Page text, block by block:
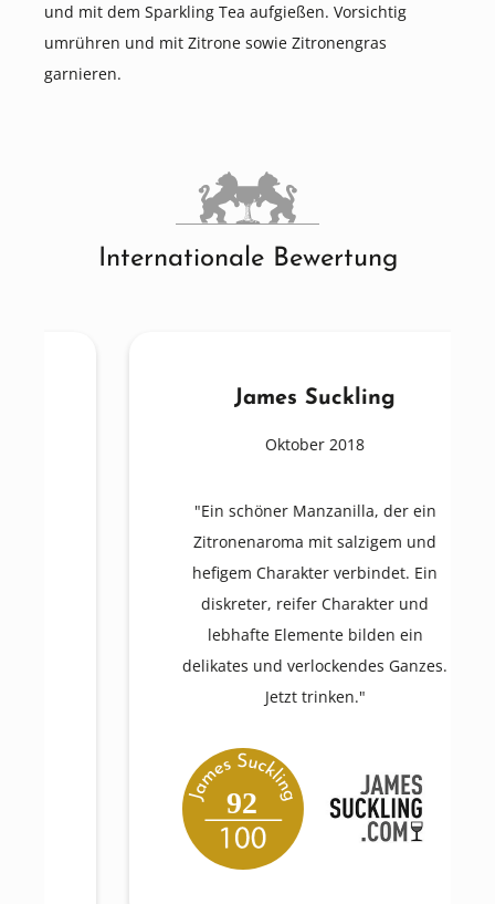
und mit dem Sparkling Tea aufgießen. Vorsichtig
umrühren und mit Zitrone sowie Zitronengras
garnieren.
Internationale Bewertung
James Suckling
Oktober 2018
"Ein schöner Manzanilla, der ein
Zitronenaroma mit salzigem und
hefigem Charakter verbindet. Ein
diskreter, reifer Charakter und
lebhafte Elemente bilden ein
delikates und verlockendes Ganzes.
Jetzt trinken."
92